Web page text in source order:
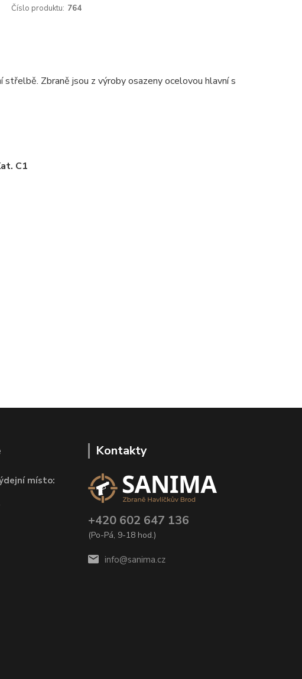
Číslo produktu: 764
Zbraně jsou z výroby osazeny ocelovou hlavní s
C1
místo:
Kontakty
+420 602 647 136
(Po-Pá, 9-18 hod.)
info@sanima.cz